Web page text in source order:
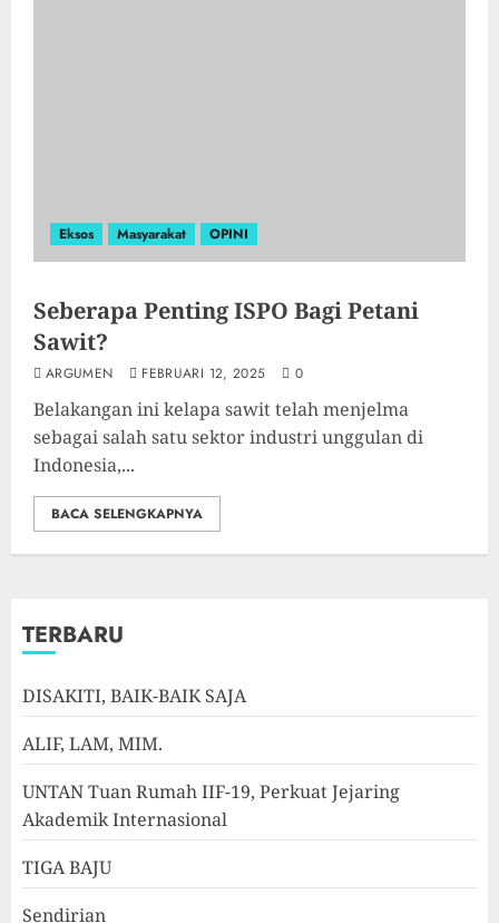
Eksos Masyarakat OPINI
Seberapa Penting ISPO Bagi Petani
Sawit?
ARGUMEN FEBRUARI 12, 2025 0
Belakangan ini kelapa sawit telah menjelma
sebagai salah satu sektor industri unggulan di
Indonesia,...
BACA SELENGKAPNYA
TERBARU
DISAKITI, BAIK-BAIK SAJA
ALIF, LAM, MIM.
UNTAN Tuan Rumah IIF-19, Perkuat Jejaring
Akademik Internasional
TIGA BAJU
Sendirian